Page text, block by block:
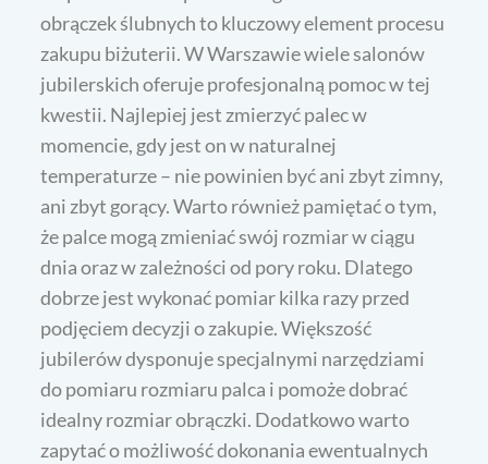
obrączek ślubnych to kluczowy element procesu
zakupu biżuterii. W Warszawie wiele salonów
jubilerskich oferuje profesjonalną pomoc w tej
kwestii. Najlepiej jest zmierzyć palec w
momencie, gdy jest on w naturalnej
temperaturze – nie powinien być ani zbyt zimny,
ani zbyt gorący. Warto również pamiętać o tym,
że palce mogą zmieniać swój rozmiar w ciągu
dnia oraz w zależności od pory roku. Dlatego
dobrze jest wykonać pomiar kilka razy przed
podjęciem decyzji o zakupie. Większość
jubilerów dysponuje specjalnymi narzędziami
do pomiaru rozmiaru palca i pomoże dobrać
idealny rozmiar obrączki. Dodatkowo warto
zapytać o możliwość dokonania ewentualnych